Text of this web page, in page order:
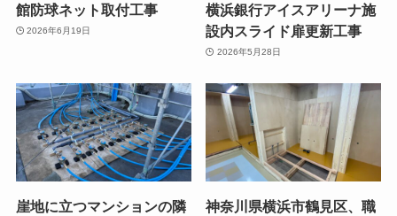
館防球ネット取付工事
2026年6月19日
横浜銀行アイスアリーナ施
設内スライド扉更新工事
2026年5月28日
崖地に立つマンションの隣
神奈川県横浜市鶴見区、職